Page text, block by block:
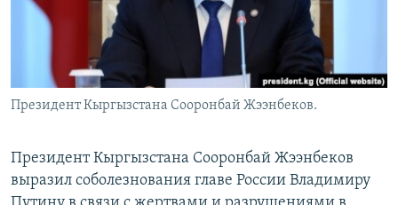
Президент Кыргызстана Сооронбай Жээнбеков.
Президент Кыргызстана Сооронбай Жээнбеков
выразил соболезнования главе России Владимиру